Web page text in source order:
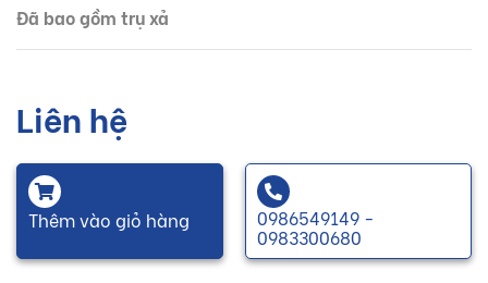
Đã bao gồm trụ xả
Liên hệ
Thêm vào giỏ hàng 0986549149 -
0983300680